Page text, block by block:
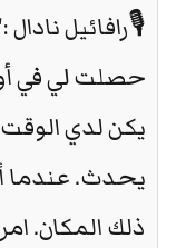
🎙️رافائيل
حصلت لي في
يكن لدي
يحدث. عندما
ذلك المكان.